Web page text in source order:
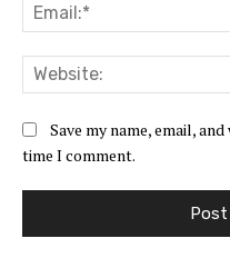
Save my name, email,
time I comment.